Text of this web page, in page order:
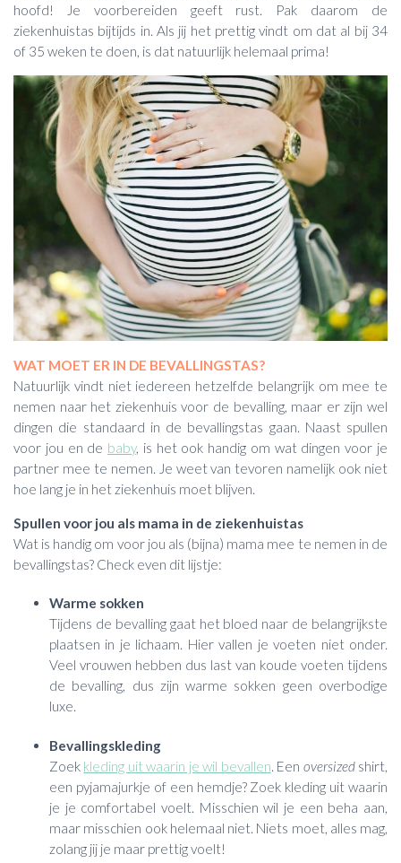
hoofd! Je voorbereiden geeft rust. Pak daarom de
ziekenhuistas bijtijds in. Als jij het prettig vindt om dat al bij 34
of 35 weken te doen, is dat natuurlijk helemaal prima!
WAT MOET ER IN DE BEVALLINGSTAS?
Natuurlijk vindt niet iedereen hetzelfde belangrijk om mee te
nemen naar het ziekenhuis voor de bevalling, maar er zijn wel
dingen die standaard in de bevallingstas gaan. Naast spullen
voor jou en de baby, is het ook handig om wat dingen voor je
partner mee te nemen. Je weet van tevoren namelijk ook niet
hoe lang je in het ziekenhuis moet blijven.
Spullen voor jou als mama in de ziekenhuistas
Wat is handig om voor jou als (bijna) mama mee te nemen in de
bevallingstas? Check even dit lijstje:
Warme sokken
Tijdens de bevalling gaat het bloed naar de belangrijkste
plaatsen in je lichaam. Hier vallen je voeten niet onder.
Veel vrouwen hebben dus last van koude voeten tijdens
de bevalling, dus zijn warme sokken geen overbodige
luxe.
Bevallingskleding
Zoek kleding uit waarin je wil bevallen. Een oversizedshirt,
een pyjamajurkje of een hemdje? Zoek kleding uit waarin
je je comfortabel voelt. Misschien wil je een beha aan,
maar misschien ook helemaal niet. Niets moet, alles mag,
zolang jij je maar prettig voelt!